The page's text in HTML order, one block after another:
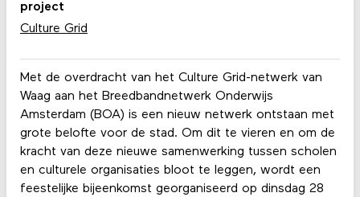
Met de overdracht van het Culture Grid-netwerk van
Waag aan het Breedbandnetwerk Onderwijs
Amsterdam (BOA) is een nieuw netwerk ontstaan met
grote belofte voor de stad. Om dit te vieren en om de
kracht van deze nieuwe samenwerking tussen scholen
en culturele organisaties bloot te leggen, wordt een
feestelijke bijeenkomst georganiseerd op dinsdag 28
project
Culture Grid